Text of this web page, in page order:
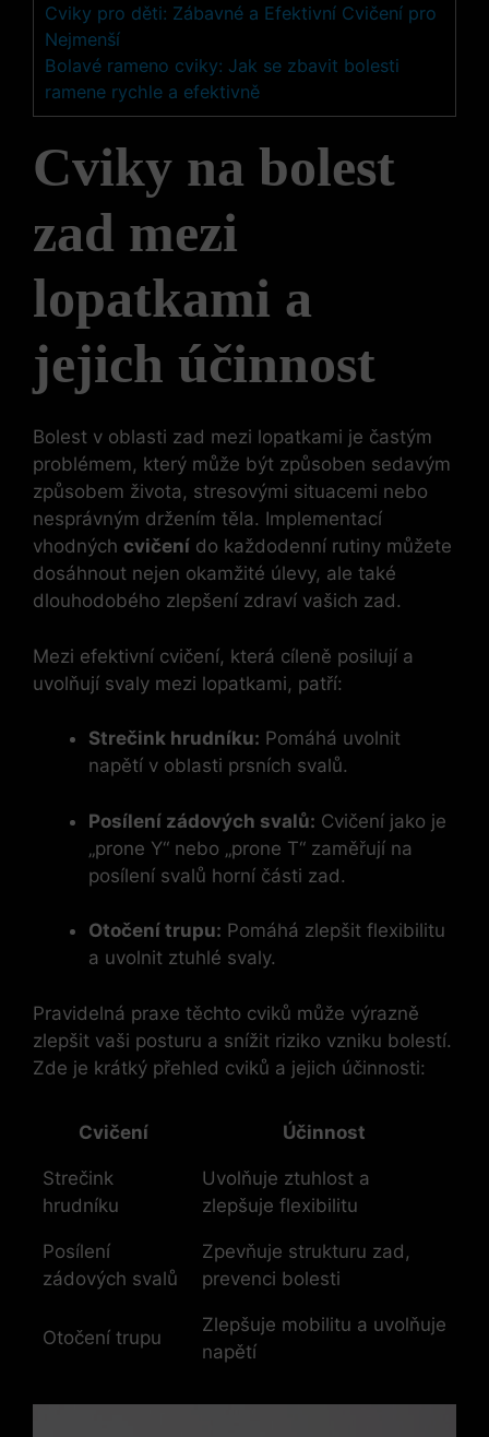
Cviky pro děti: Zábavné a Efektivní Cvičení pro
Nejmenší
Bolavé rameno cviky: Jak se zbavit bolesti
ramene rychle a efektivně
Cviky na bolest
zad mezi
lopatkami a
jejich účinnost
Bolest v oblasti zad mezi lopatkami je častým
problémem, který může být způsoben sedavým
způsobem života, stresovými situacemi nebo
nesprávným držením těla. Implementací
vhodných cvičení do každodenní rutiny můžete
dosáhnout nejen okamžité úlevy, ale také
dlouhodobého zlepšení zdraví vašich zad.
Mezi efektivní cvičení, která cíleně posilují a
uvolňují svaly mezi lopatkami, patří:
Strečink hrudníku: Pomáhá uvolnit
napětí v oblasti prsních svalů.
Posílení zádových svalů: Cvičení jako je
„prone Y“ nebo „prone T“ zaměřují na
posílení svalů horní části zad.
Otočení trupu: Pomáhá zlepšit flexibilitu
a uvolnit ztuhlé svaly.
Pravidelná praxe těchto cviků může výrazně
zlepšit vaši posturu a snížit riziko vzniku bolestí.
Zde je krátký přehled cviků a jejich účinnosti:
Cvičení Účinnost
Strečink
hrudníku
Uvolňuje ztuhlost a
zlepšuje flexibilitu
Posílení
zádových svalů
Zpevňuje strukturu zad,
prevenci bolesti
Otočení trupu
Zlepšuje mobilitu a uvolňuje
napětí